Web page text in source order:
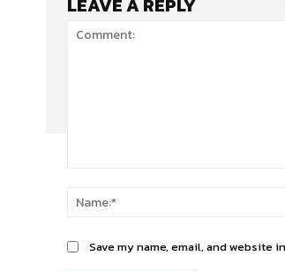
LEAVE A REPLY
Save my name, email, and website